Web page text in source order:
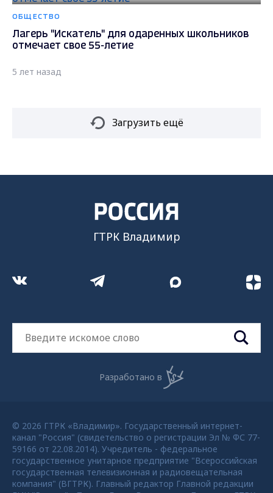
ОБЩЕСТВО
Лагерь "Искатель" для одаренных школьников
отмечает свое 55-летие
5 лет назад
Загрузить ещё
ГТРК Владимир
Разработано в
© 2026 ГТРК «Владимир». Государственный интернет-
канал "Россия" (свидетельство о регистрации Эл № ФС 77-
59166 от 22.08.2014). Учредитель - федеральное
государственное унитарное предприятие "Всероссийская
государственная телевизионная и радиовещательная
компания" (ВГТРК). Главный редактор Главной редакции